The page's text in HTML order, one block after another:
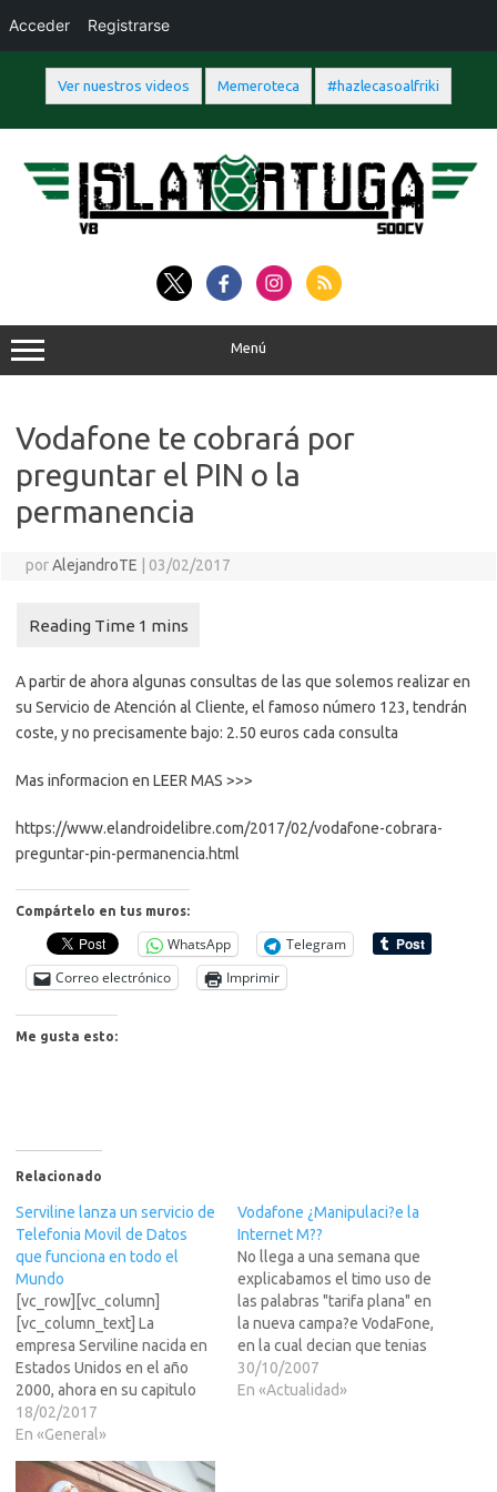
Ver nuestros videos Memeroteca #hazlecasoalfriki
contenido
Menú
Vodafone te cobrará por
preguntar el PIN o la
permanencia
porAlejandroTE 03/02/2017
A partir de ahora algunas consultas de las que solemos realizar en
su Servicio de Atención al Cliente, el famoso número 123, tendrán
coste, y no precisamente bajo: 2.50 euros cada consulta
Mas informacion en LEER MAS >>>
https://www.elandroidelibre.com/2017/02/vodafone-cobrara-
preguntar-pin-permanencia.html
Compártelo en tus muros:
WhatsApp
Telegram
Correo electrónico
Imprimir
Me gusta esto:
Relacionado
Serviline lanza un servicio de
Telefonia Movil de Datos
que funciona en todo el
Mundo
[vc_row][vc_column]
[vc_column_text] La
empresa Serviline nacida en
Estados Unidos en el año
2000, ahora en su capitulo
Español, esta lanzando unas
nuevas tarjetas de acceso a
en todo el mundo. Estas
18/02/2017
En «General»
Vodafone ¿Manipulaci?e la
Internet M??
No llega a una semana que
explicabamos el timo uso de
las palabras "tarifa plana" en
la nueva campa?e VodaFone,
en la cual decian que tenias
una "tarifa plana" de 100
conexiones y 5 megas (de
30/10/2007
En «Actualidad»
Acceder Registrarse